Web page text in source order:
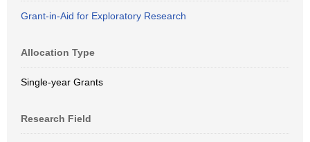
Grant-in-Aid for Exploratory Research
Allocation Type
Single-year Grants
Research Field